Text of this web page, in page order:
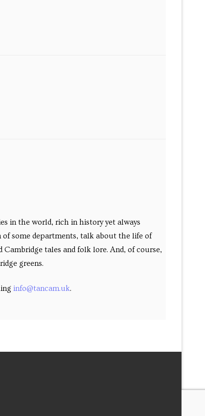
in the world, rich in history yet always
some departments, talk about the life of
tales and folk lore. And, of course,
greens.
info@tancam.uk.